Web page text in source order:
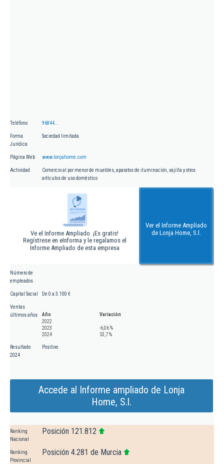
Teléfono 96844...
Forma
Jurídica
Sociedad limitada
Página Web www.lonjahome.com
Actividad
Comercio al por menor de muebles, aparatos de iluminación, vajilla y otros
artículos de uso doméstico
Ve el Informe Ampliado. ¡Es gratis!
Regístrese en eInforma y le regalamos el
Informe Ampliado de esta empresa
Ver el Informe Ampliado
de Lonja Home, S.l.
Número de
empleados
Capital Social De 0 a 3.100 €
Ventas
últimos años
Año
Variación
2022
2023
-6,06 %
2024
53,7 %
Resultado
2024
Positivo
Accede al Informe ampliado de Lonja
Home, S.l.
Ranking
Nacional
Posición 121.812
Ranking
Provincial
Posición 4.281 de Murcia